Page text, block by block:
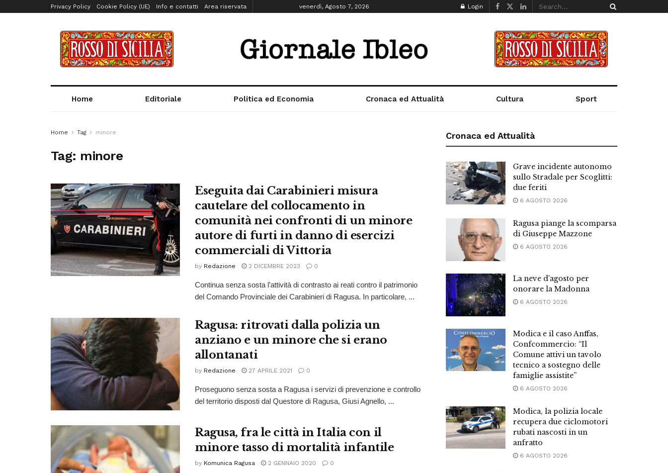
Privacy Policy Cookie Policy (UE) Info e contatti Area riservata venerdì, Agosto 7, 2026 Login
Home Editoriale Politica ed Economia Cronaca ed Attualità Cultura Sport
Home Tag minore
Tag: minore
Eseguita dai Carabinieri misura
cautelare del collocamento in
comunità nei confronti di un minore
autore di furti in danno di esercizi
commerciali di Vittoria
by Redazione 2 DICEMBRE 2023 0
Continua senza sosta l’attività di contrasto ai reati contro il patrimonio
del Comando Provinciale dei Carabinieri di Ragusa. In particolare, ...
Ragusa: ritrovati dalla polizia un
anziano e un minore che si erano
allontanati
by Redazione 27 APRILE 2021 0
Proseguono senza sosta a Ragusa i servizi di prevenzione e controllo
del territorio disposti dal Questore di Ragusa, Giusi Agnello, ...
Ragusa, fra le città in Italia con il
minore tasso di mortalità infantile
by Komunica Ragusa 2 GENNAIO 2020 0
Cronaca ed Attualità
Grave incidente autonomo
sullo Stradale per Scoglitti:
due feriti
6 AGOSTO 2026
Ragusa piange la scomparsa
di Giuseppe Mazzone
6 AGOSTO 2026
La neve d’agosto per
onorare la Madonna
6 AGOSTO 2026
Modica e il caso Anffas,
Confcommercio: “Il
Comune attivi un tavolo
tecnico a sostegno delle
famiglie assistite”
6 AGOSTO 2026
Modica, la polizia locale
recupera due ciclomotori
rubati nascosti in un
anfratto
6 AGOSTO 2026